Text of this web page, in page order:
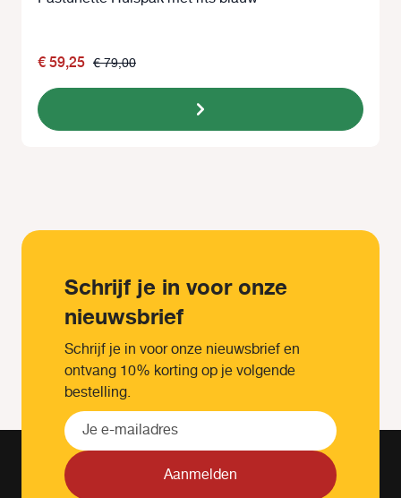
€ 59,25 € 79,00
Schrijf je in voor onze
nieuwsbrief
Schrijf je in voor onze nieuwsbrief en
ontvang 10% korting op je volgende
bestelling.
Aanmelden